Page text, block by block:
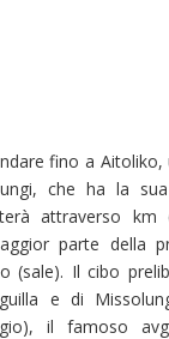
fino a
che ha la
attraverso km
parte della
(sale). Il cibo
e di
il famoso